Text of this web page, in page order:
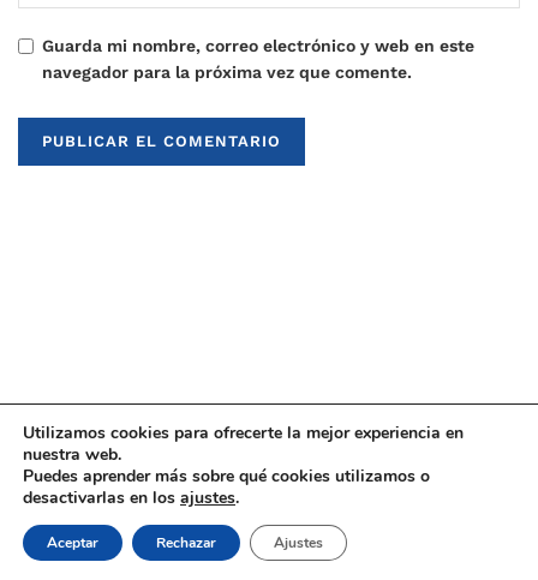
Guarda mi nombre, correo electrónico y web en este
navegador para la próxima vez que comente.
© 2021Upaninews
Utilizamos cookies para ofrecerte la mejor experiencia en
nuestra web.
Puedes aprender más sobre qué cookies utilizamos o
desactivarlas en los ajustes.
Aceptar Rechazar Ajustes